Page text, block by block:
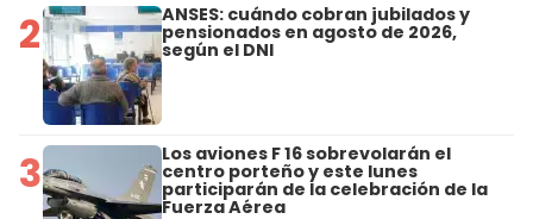
2 ANSES: cuándo cobran jubilados y
pensionados en agosto de 2026,
según el DNI
3 Los aviones F 16 sobrevolarán el
centro porteño y este lunes
participarán de la celebración de la
Fuerza Aérea